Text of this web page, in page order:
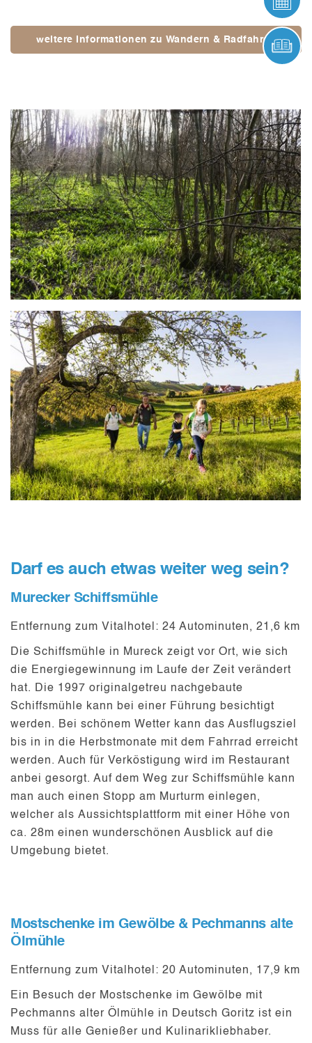
weitere Informationen zu Wandern & Radfahren
Darf es auch etwas weiter weg sein?
Murecker Schiffsmühle
Entfernung zum Vitalhotel: 24 Autominuten, 21,6 km
Die Schiffsmühle in Mureck zeigt vor Ort, wie sich
die Energiegewinnung im Laufe der Zeit verändert
hat. Die 1997 originalgetreu nachgebaute
Schiffsmühle kann bei einer Führung besichtigt
werden. Bei schönem Wetter kann das Ausflugsziel
bis in in die Herbstmonate mit dem Fahrrad erreicht
werden. Auch für Verköstigung wird im Restaurant
anbei gesorgt. Auf dem Weg zur Schiffsmühle kann
man auch einen Stopp am Murturm einlegen,
welcher als Aussichtsplattform mit einer Höhe von
ca. 28m einen wunderschönen Ausblick auf die
Umgebung bietet.
Mostschenke im Gewölbe & Pechmanns alte
Ölmühle
Entfernung zum Vitalhotel: 20 Autominuten, 17,9 km
Ein Besuch der Mostschenke im Gewölbe mit
Pechmanns alter Ölmühle in Deutsch Goritz ist ein
Muss für alle Genießer und Kulinarikliebhaber.